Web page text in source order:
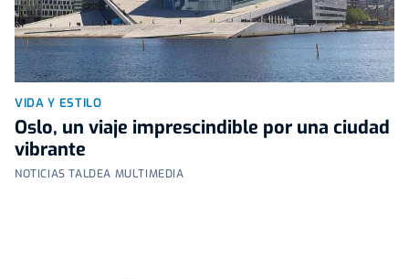
VIDA Y ESTILO
Oslo, un viaje imprescindible por una ciudad
vibrante
NOTICIAS TALDEA MULTIMEDIA